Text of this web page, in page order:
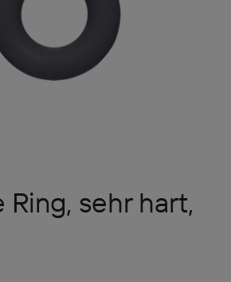
Ring, sehr hart,